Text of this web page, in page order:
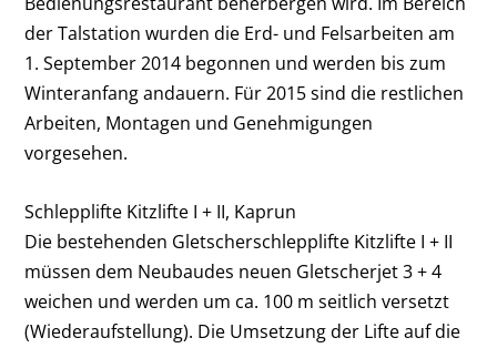
der Talstation wurden die Erd- und Felsarbeiten am
1. September 2014 begonnen und werden bis zum
Winteranfang andauern. Für 2015 sind die restlichen
Arbeiten, Montagen und Genehmigungen
vorgesehen.
Schlepplifte Kitzlifte I + II, Kaprun
Die bestehenden Gletscherschlepplifte Kitzlifte I + II
müssen dem Neubaudes neuen Gletscherjet 3 + 4
weichen und werden um ca. 100 m seitlich versetzt
(Wiederaufstellung). Die Umsetzungder Lifte auf die